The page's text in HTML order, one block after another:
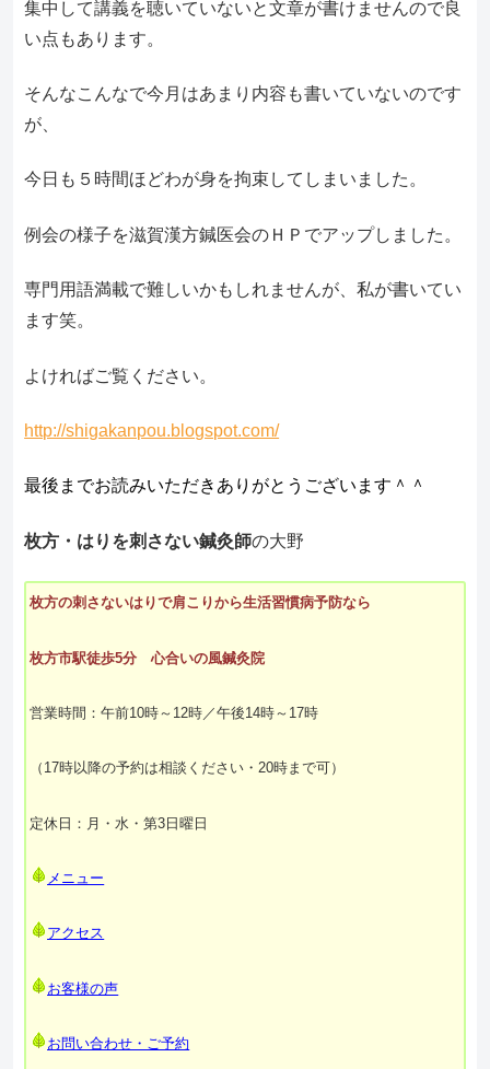
集中して講義を聴いていないと文章が書けませんので良
い点もあります。
そんなこんなで今月はあまり内容も書いていないのです
が、
今日も５時間ほどわが身を拘束してしまいました。
例会の様子を滋賀漢方鍼医会のＨＰでアップしました。
専門用語満載で難しいかもしれませんが、私が書いてい
ます笑。
よければご覧ください。
http://shigakanpou.blogspot.com/
最後までお読みいただきありがとうございます＾＾
枚方・はりを刺さない鍼灸師の大野
枚方の刺さないはりで肩こりから生活習慣病予防なら
枚方市駅徒歩5分 心合いの風鍼灸院
営業時間：午前10時～12時／午後14時～17時
（17時以降の予約は相談ください・20時まで可）
定休日：月・水・第3日曜日
メニュー
アクセス
お客様の声
お問い合わせ・ご予約